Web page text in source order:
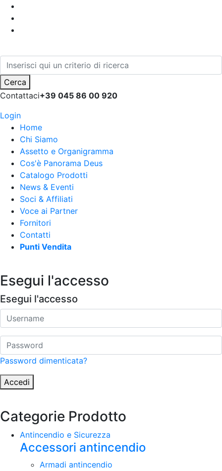
Cerca
Contattaci+39 045 86 00 920
Login
Home
Chi Siamo
Assetto e Organigramma
Cos'è Panorama Deus
Catalogo Prodotti
News & Eventi
Soci & Affiliati
Voce ai Partner
Fornitori
Contatti
Punti Vendita
Esegui l'accesso
Esegui l'accesso
Password dimenticata?
Accedi
Categorie Prodotto
Antincendio e Sicurezza
Accessori antincendio
Armadi antincendio